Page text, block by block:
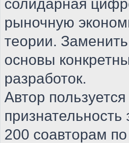
солидарная
рыночную
теории.
основы
разработок.
Автор
200 соавторам